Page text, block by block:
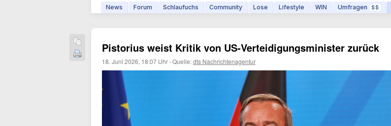
News Forum Schlaufuchs Community Lose Lifestyle WIN Umfragen $$
Pistorius weist Kritik von US-Verteidigungsminister zurück
18. Juni 2026, 18:07 Uhr ·Quelle:dts Nachrichtenagentur